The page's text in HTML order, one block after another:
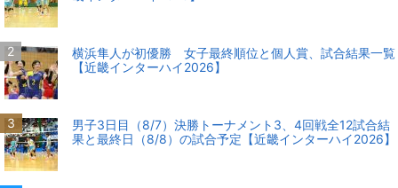
横浜隼人が初優勝 女子最終順位と個人賞、試合結果一覧
【近畿インターハイ2026】
男子3日目（8/7）決勝トーナメント3、4回戦全12試合結
果と最終日（8/8）の試合予定【近畿インターハイ2026】